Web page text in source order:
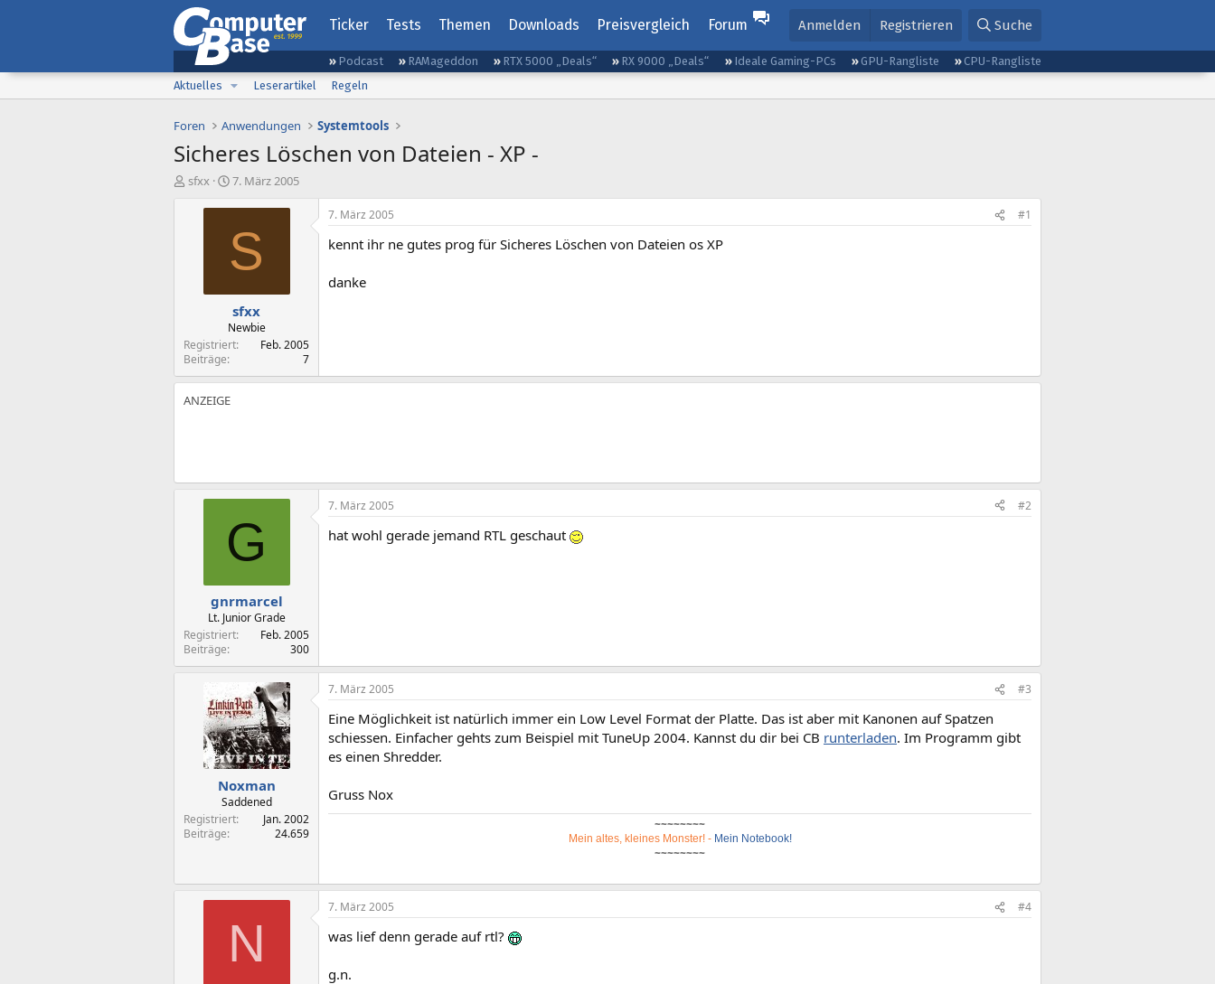
Ticker Tests Themen Downloads Preisvergleich Forum Anmelden Registrieren Suche
Podcast RAMageddon RTX 5000 „Deals“ RX 9000 „Deals“ Ideale Gaming-PCs GPU-Rangliste
CPU-Rangliste
Aktuelles
Leserartikel Regeln
Foren Anwendungen Systemtools
Sicheres Löschen von Dateien - XP -
E
sfxx
E
s
e
l
t
a
m
7. März 2005
S
sfxx
Newbie
Registriert
Feb. 2005
Beiträge
7
7. März 2005 #1
kennt ihr ne gutes prog für Sicheres Löschen von Dateien os XP
danke
G
gnrmarcel
Lt. Junior Grade
Registriert
Feb. 2005
Beiträge
300
7. März 2005 #2
hat wohl gerade jemand RTL geschaut
Noxman
Saddened
Registriert
Jan. 2002
Beiträge
24.659
7. März 2005 #3
Eine Möglichkeit ist natürlich immer ein Low Level Format der Platte. Das ist aber mit Kanonen auf Spatzen
schiessen. Einfacher gehts zum Beispiel mit TuneUp 2004. Kannst du dir bei CB runterladen. Im Programm gibt
es einen Shredder.
Gruss Nox
~~~~~~~~
Mein altes, kleines Monster!- Mein Notebook!
~~~~~~~~
N
7. März 2005 #4
was lief denn gerade auf rtl?
g.n.